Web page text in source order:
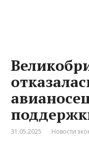
31.05.2025 Новости